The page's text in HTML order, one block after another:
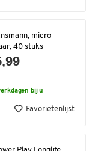
micro
40 stuks
bij u
Favorietenlijst